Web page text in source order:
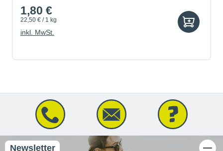
1,80 €
22,50 € / 1 kg
inkl. MwSt.
Newsletter